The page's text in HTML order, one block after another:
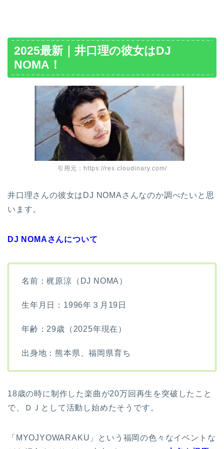
2025最新｜井口理の彼女はDJ
NOMA！
引用元：https://res.cloudinary.com/
井口理さんの彼女はDJ NOMAさんなのか調べたいと思
います。
DJ NOMAさんについて
名前：梶原涼（DJ NOMA）
生年月日：1996年３月19日
年齢：29歳（2025年現在）
出身地：熊本県、福岡県育ち
18歳の時に制作した楽曲が20万回再生を突破したこと
で、ＤＪとして活動し始めたそうです。
「MYOJYOWARAKU」という福岡の色々なイベントな